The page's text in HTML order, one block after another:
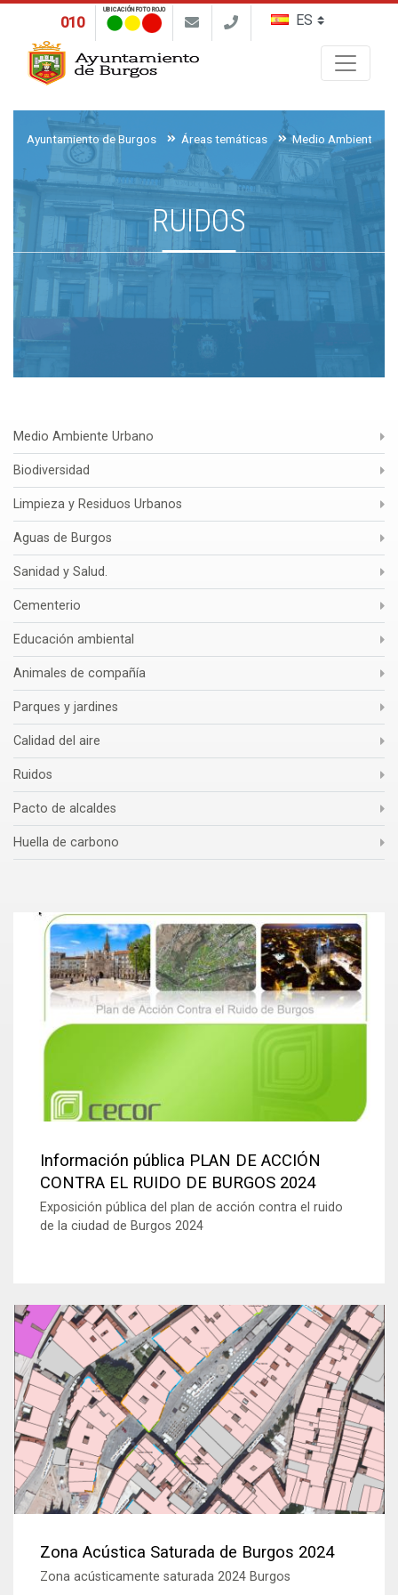
010
UBICACIÓN FOTO ROJO
Ayuntamiento de Burgos Áreas temáticas Medio Ambiente,
RUIDOS
Medio Ambiente Urbano
Biodiversidad
Limpieza y Residuos Urbanos
Aguas de Burgos
Sanidad y Salud.
Cementerio
Educación ambiental
Animales de compañía
Parques y jardines
Calidad del aire
Ruidos
Pacto de alcaldes
Huella de carbono
Información pública PLAN DE ACCIÓN
CONTRA EL RUIDO DE BURGOS 2024
Exposición pública del plan de acción contra el ruido
de la ciudad de Burgos 2024
Zona Acústica Saturada de Burgos 2024
Zona acústicamente saturada 2024 Burgos